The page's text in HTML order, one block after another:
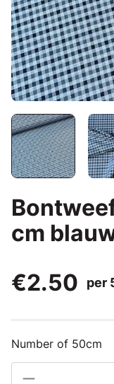
cm
€2.50
per
Number of 50cm